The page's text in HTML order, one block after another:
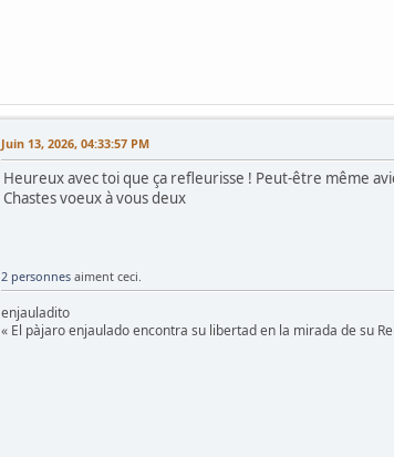
Juin 13, 2026, 04:33:57 PM
Heureux avec toi que ça refleurisse ! Peut-être même
Chastes voeux à vous deux
2 personnes aiment ceci.
enjauladito
« El pàjaro enjaulado encontra su libertad en la mirada de su